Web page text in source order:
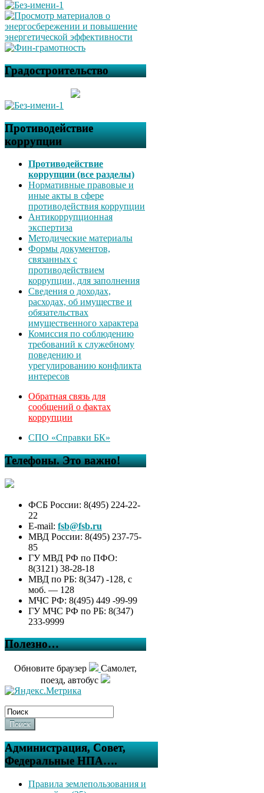
Градостроительство
Противодействие
коррупции
Противодействие
коррупции (все разделы)
Нормативные правовые и
иные акты в сфере
противодействия коррупции
Антикоррупционная
экспертиза
Методические материалы
Формы документов,
связанных с
противодействием
коррупции, для заполнения
Сведения о доходах,
расходах, об имуществе и
обязательствах
имущественного характера
Комиссия по соблюдению
требований к служебному
поведению и
урегулированию конфликта
интересов
Обратная связь для
сообщений о фактах
коррупции
СПО «Справки БК»
Телефоны. Это важно!
ФСБ России: 8(495) 224-22-
22
E-mail: fsb@fsb.ru
МВД России: 8(495) 237-75-
85
ГУ МВД РФ по ПФО:
8(3121) 38-28-18
МВД по РБ: 8(347) -128, с
моб. — 128
МЧС РФ: 8(495) 449 -99-99
ГУ МЧС РФ по РБ: 8(347)
233-9999
Полезно…
Обновите браузер
Самолет,
поезд, автобус
Поиск
Администрация, Совет,
Федеральные НПА….
Правила землепользования и